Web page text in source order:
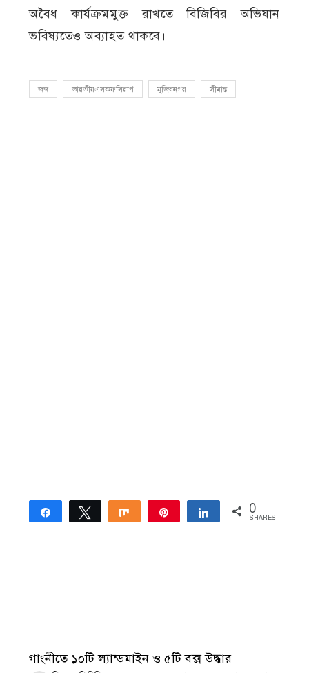
অবৈধ কার্যক্রমমুক্ত রাখতে বিজিবির অভিযান
ভবিষ্যতেও অব্যাহত থাকবে।
জব্দ ভারতীয়এসকফসিরাপ মুজিবনগর সীমান্ত
Share Tweet Share Share 0
SHARES
গাংনীতে ১০টি ল্যান্ডমাইন ও ৫টি বক্স উদ্ধার